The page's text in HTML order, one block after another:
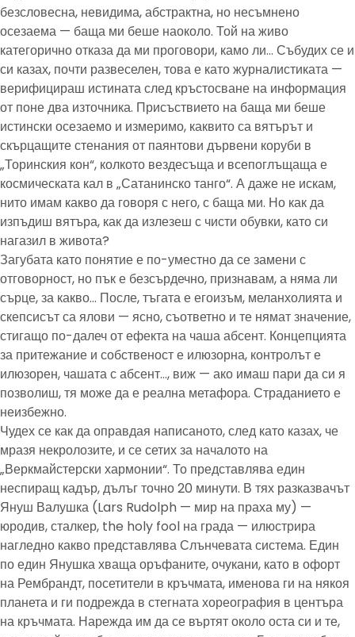
безсловесна, невидима, абстрактна, но несъмнено
осезаема — баща ми беше наоколо. Той на живо
категорично отказа да ми проговори, камо ли… Събудих се и
си казах, почти развеселен, това е като журналистиката —
верифицираш истината след кръстосване на информация
от поне два източника. Присъствието на баща ми беше
истински осезаемо и измеримо, каквито са вятърът и
скърцащите стенания от паянтови дървени коруби в
„Торинския кон“, колкото вездесъща и всепоглъщаща е
космическата кал в „Сатанинско танго“. А даже не искам,
нито имам какво да говоря с него, с баща ми. Но как да
изпъдиш вятъра, как да излезеш с чисти обувки, като си
нагазил в живота?
Загубата като понятие е по-уместно да се замени с
отговорност, но пък е безсърдечно, признавам, а няма ли
сърце, за какво… После, тъгата е егоизъм, меланхолията и
скепсисът са ялови — ясно, съответно и те нямат значение,
стигащо по-далеч от ефекта на чаша абсент. Концепцията
за притежание и собственост е илюзорна, контролът е
илюзорен, чашата с абсент…, виж — ако имаш пари да си я
позволиш, тя може да е реална метафора. Страданието е
неизбежно.
Чудех се как да оправдая написаното, след като казах, че
мразя некролозите, и се сетих за началото на
„Веркмайстерски хармонии“. То представлява един
неспиращ кадър, дълъг точно 20 минути. В тях разказвачът
Януш Валушка (Lars Rudolph — мир на праха му) —
юродив, сталкер, the holy fool на града — илюстрира
нагледно какво представлява Слънчевата система. Един
по един Янушка хваща оръфаните, очукани, като в офорт
на Рембрандт, посетители в кръчмата, именова ги на някоя
планета и ги подрежда в стегната хореография в центъра
на кръчмата. Нарежда им да се въртят около оста си и те,